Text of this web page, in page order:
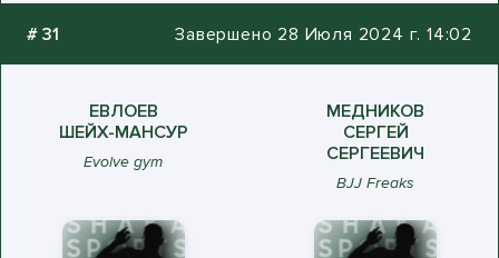
# 31 Завершено 28 Июля 2024 г. 14:02
ЕВЛОЕВ
ШЕЙХ-МАНСУР
Evolve gym
МЕДНИКОВ
СЕРГЕЙ
СЕРГЕЕВИЧ
BJJ Freaks